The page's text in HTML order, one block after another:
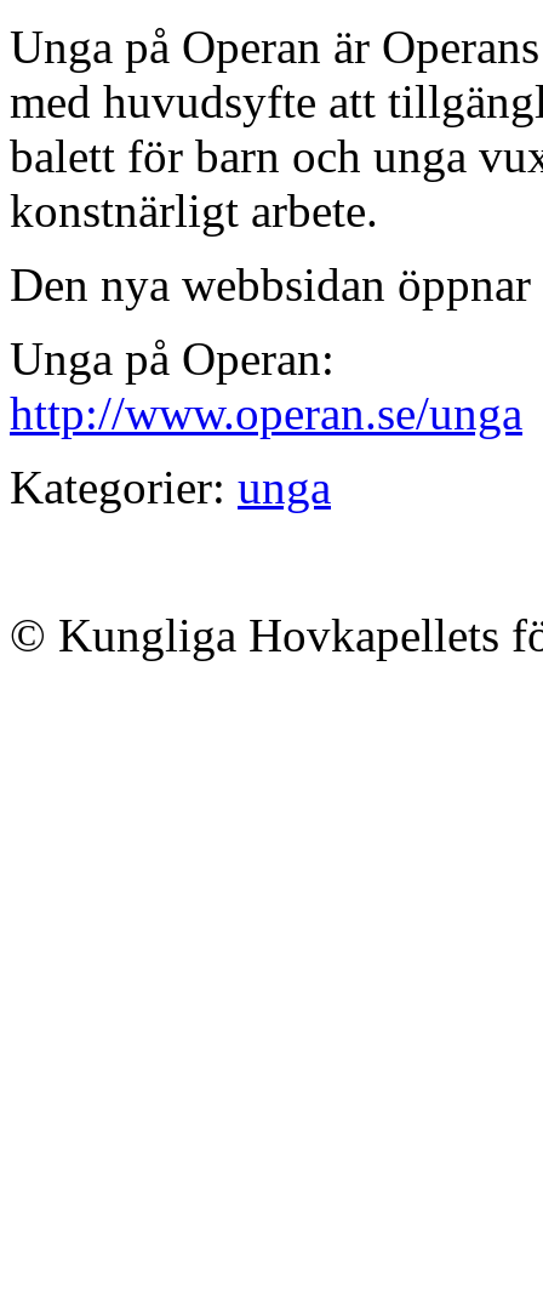
Unga på Operan är
med huvudsyfte att
balett för barn och unga
konstnärligt arbete.
Den nya webbsidan
Unga på Operan:
http://www.operan.se/unga
Kategorier: unga
© Kungliga Hovkapellets